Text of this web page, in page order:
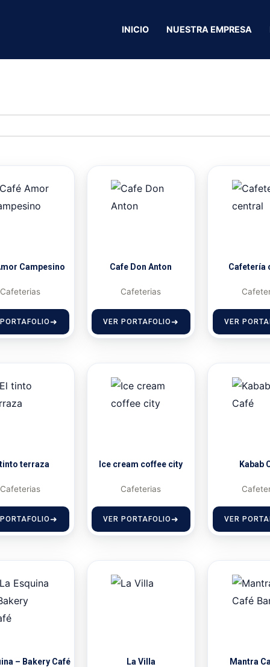
INICIO NUESTRA EMPRESA
Campesino
Cafeterias
Cafe Don Anton
Cafeterias
VER PORTAFOLIO
Cafetería
VER
terraza
Cafeterias
Ice cream coffee city
Cafeterias
VER PORTAFOLIO
Kabab
VER
– Bakery Café La Villa Mantra